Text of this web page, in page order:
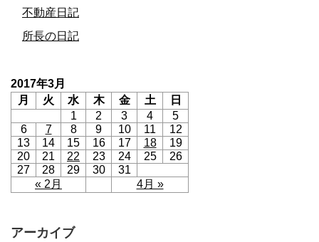
不動産日記
所長の日記
2017年3月
月
火 水 木 金 土 日
« 2月 4月 »
1 2 3 4
5
6
7 8 9 10 11
12
13
14 15 16 17 18
19
20
21 22 23 24 25
26
27
28 29 30 31
アーカイブ